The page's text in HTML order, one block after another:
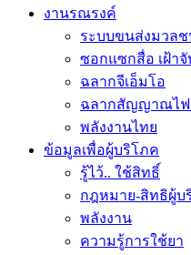
งานรณรงค์
ระบบขนส่งมวล
ซอกแซกสื่อ เฝ้า
ฉลากจีเอ็มโอ
ฉลากสัญญาณไฟ
พลังงานไทย
ข้อมูลเพื่อผู้บริโภค
รู้ไว้.. ใช้สิทธิ์
กฎหมาย-สิทธิผู้บ
พลังงาน
ความรู้การใช้ยา